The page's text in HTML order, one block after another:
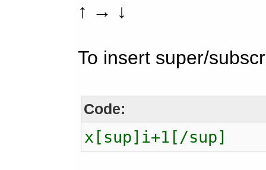
↑ → ↓
To insert super/
Code:
x[sup]i+1[/sup]